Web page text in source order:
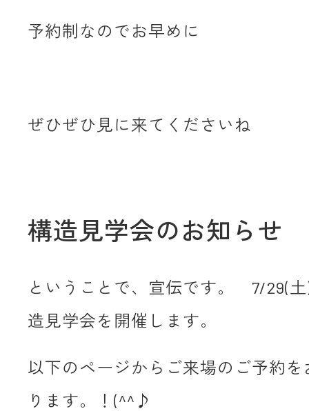
予約制なのでお早めに
ぜひぜひ見に来てくださいね
構造見学会のお知らせ
ということで、宣伝です。 7/29(土
造見学会を開催します。
以下のページからご来場のご予約
ります。！(^^♪